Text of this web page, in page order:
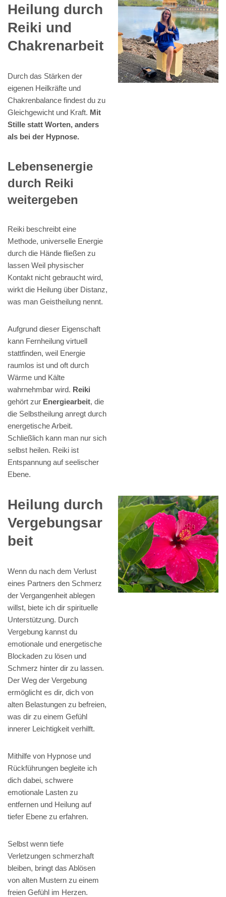
Heilung durch
Reiki und
Chakrenarbeit
Durch das Stärken der
eigenen Heilkräfte und
Chakrenbalance findest du zu
Gleichgewicht und Kraft. Mit
Stille statt Worten, anders
als bei der Hypnose.
Lebensenergie
durch Reiki
weitergeben
Reiki beschreibt eine
Methode, universelle Energie
durch die Hände fließen zu
lassen Weil physischer
Kontakt nicht gebraucht wird,
wirkt die Heilung über Distanz,
was man Geistheilung nennt.
Aufgrund dieser Eigenschaft
kann Fernheilung virtuell
stattfinden, weil Energie
raumlos ist und oft durch
Wärme und Kälte
wahrnehmbar wird. Reiki
gehört zur Energiearbeit, die
die Selbstheilung anregt durch
energetische Arbeit.
Schließlich kann man nur sich
selbst heilen. Reiki ist
Entspannung auf seelischer
Ebene.
Heilung durch
Vergebungsar
beit
Wenn du nach dem Verlust
eines Partners den Schmerz
der Vergangenheit ablegen
willst, biete ich dir spirituelle
Unterstützung. Durch
Vergebung kannst du
emotionale und energetische
Blockaden zu lösen und
Schmerz hinter dir zu lassen.
Der Weg der Vergebung
ermöglicht es dir, dich von
alten Belastungen zu befreien,
was dir zu einem Gefühl
innerer Leichtigkeit verhilft.
Mithilfe von Hypnose und
Rückführungen begleite ich
dich dabei, schwere
emotionale Lasten zu
entfernen und Heilung auf
tiefer Ebene zu erfahren.
Selbst wenn tiefe
Verletzungen schmerzhaft
bleiben, bringt das Ablösen
von alten Mustern zu einem
freien Gefühl im Herzen.